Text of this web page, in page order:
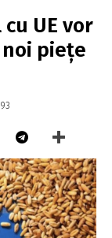
UE vor
piețe